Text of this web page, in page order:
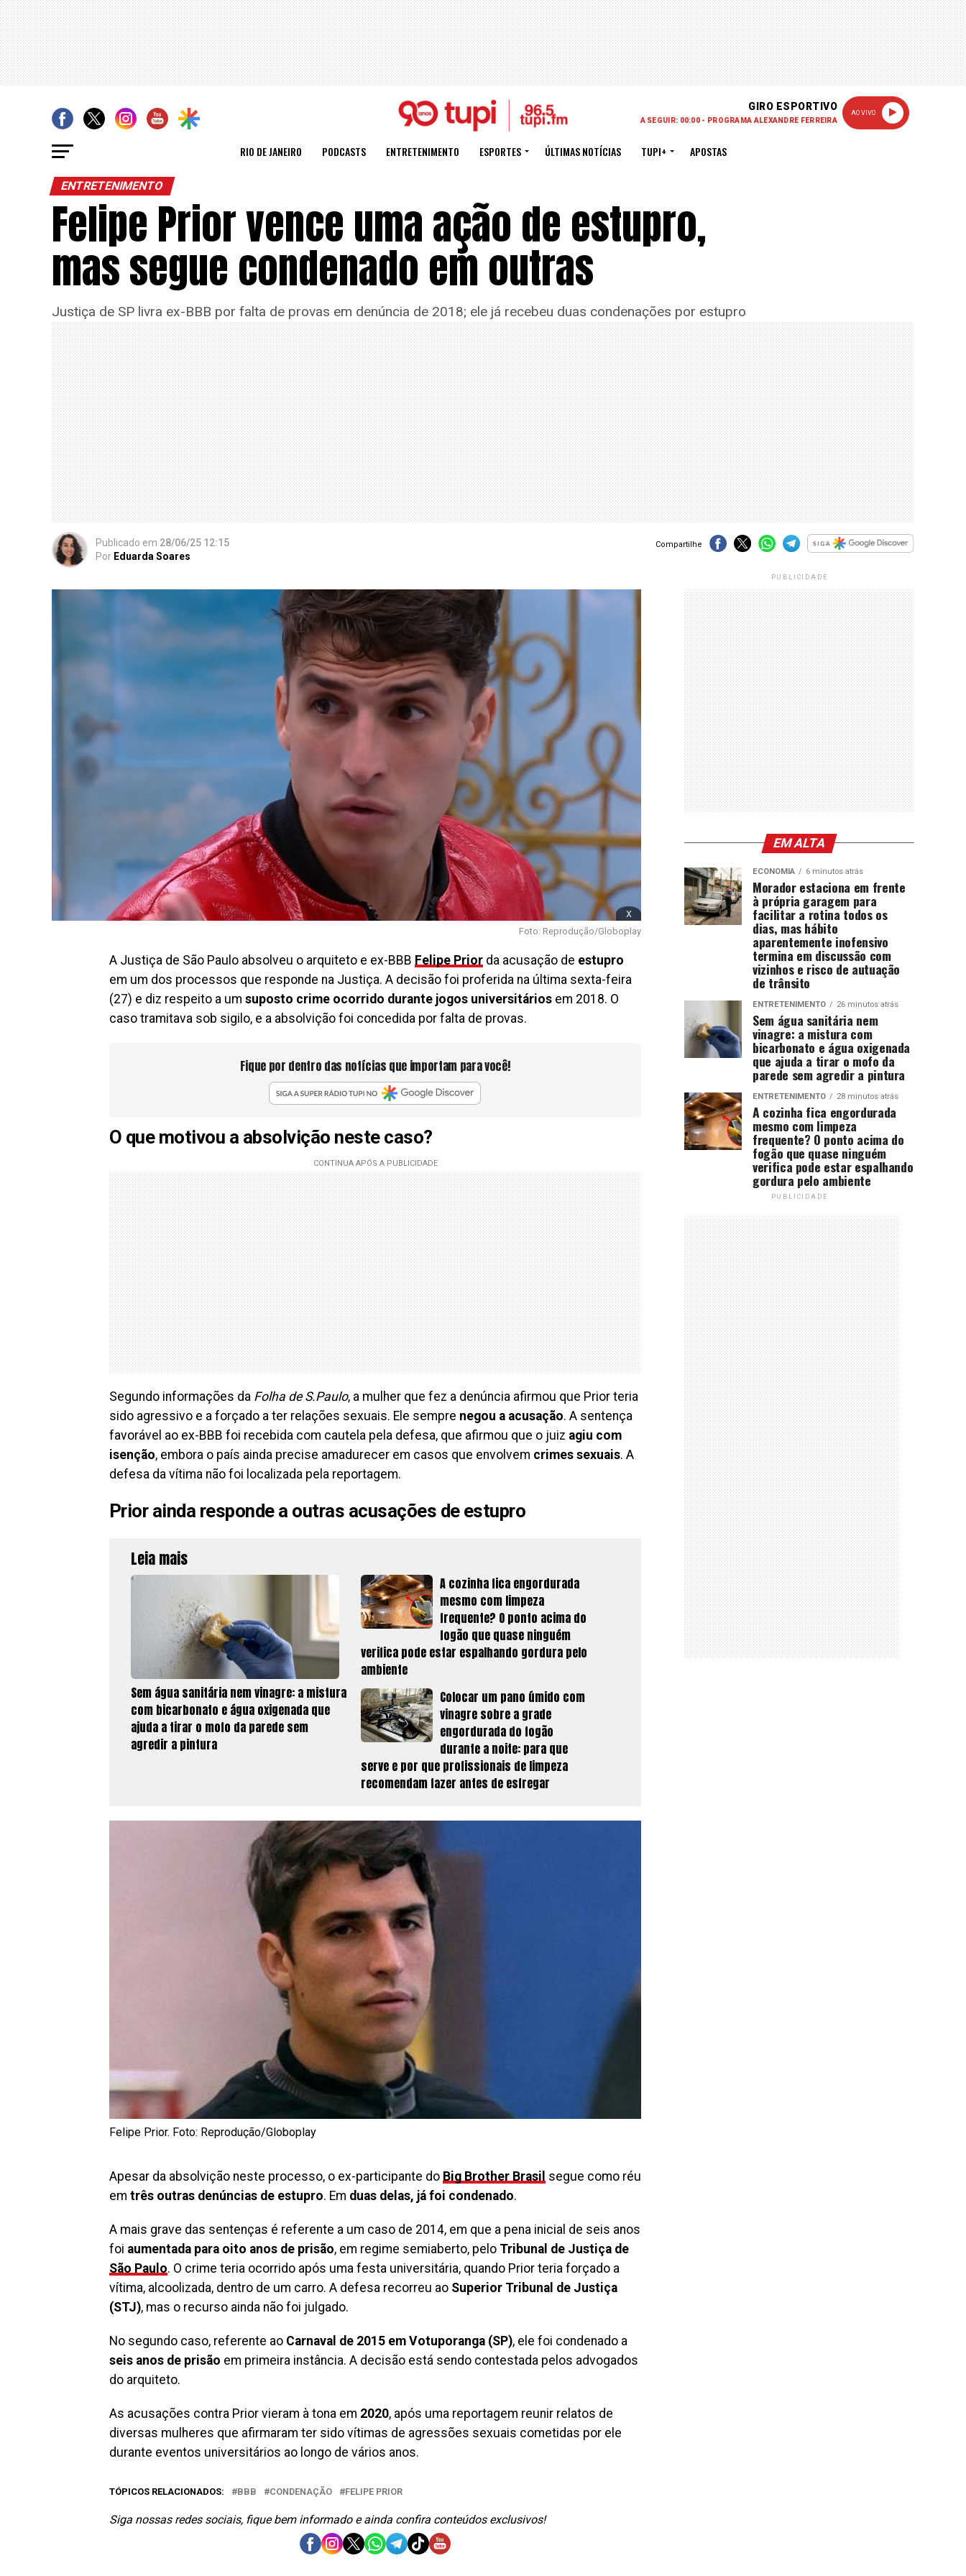
GIRO ESPORTIVO
A SEGUIR: 00:00 - PROGRAMA ALEXANDRE FERREIRA
AO VIVO
RIO DE JANEIRO PODCASTS ENTRETENIMENTO ESPORTES ÚLTIMAS NOTÍCIAS TUPI+ APOSTAS
ENTRETENIMENTO
Felipe Prior vence uma ação de estupro,
mas segue condenado em outras
Justiça de SP livra ex-BBB por falta de provas em denúncia de 2018; ele já recebeu duas condenações por estupro
Publicado em 28/06/25 12:15
Por Eduarda Soares
Compartilhe
x
Foto: Reprodução/Globoplay
A Justiça de São Paulo absolveu o arquiteto e ex-BBB Felipe Prior da acusação de estupro
em um dos processos que responde na Justiça. A decisão foi proferida na última sexta-feira
(27) e diz respeito a um suposto crime ocorrido durante jogos universitários em 2018. O
caso tramitava sob sigilo, e a absolvição foi concedida por falta de provas.
Fique por dentro das notícias que importam para você!
O que motivou a absolvição neste caso?
Segundo informações da Folha de S.Paulo, a mulher que fez a denúncia afirmou que Prior teria
sido agressivo e a forçado a ter relações sexuais. Ele sempre negou a acusação. A sentença
favorável ao ex-BBB foi recebida com cautela pela defesa, que afirmou que o juiz agiu com
isenção, embora o país ainda precise amadurecer em casos que envolvem crimes sexuais. A
defesa da vítima não foi localizada pela reportagem.
Prior ainda responde a outras acusações de estupro
Leia mais
Sem água sanitária nem vinagre: a mistura
com bicarbonato e água oxigenada que
ajuda a tirar o mofo da parede sem
agredir a pintura
A cozinha fica engordurada
mesmo com limpeza
frequente? O ponto acima do
fogão que quase ninguém
verifica pode estar espalhando gordura pelo
ambiente
Colocar um pano úmido com
vinagre sobre a grade
engordurada do fogão
durante a noite: para que
serve e por que profissionais de limpeza
recomendam fazer antes de esfregar
Felipe Prior. Foto: Reprodução/Globoplay
Apesar da absolvição neste processo, o ex-participante do Big Brother Brasil segue como réu
em três outras denúncias de estupro. Em duas delas, já foi condenado.
A mais grave das sentenças é referente a um caso de 2014, em que a pena inicial de seis anos
foi aumentada para oito anos de prisão, em regime semiaberto, pelo Tribunal de Justiça de
São Paulo. O crime teria ocorrido após uma festa universitária, quando Prior teria forçado a
vítima, alcoolizada, dentro de um carro. A defesa recorreu ao Superior Tribunal de Justiça
(STJ), mas o recurso ainda não foi julgado.
No segundo caso, referente ao Carnaval de 2015 em Votuporanga (SP), ele foi condenado a
seis anos de prisão em primeira instância. A decisão está sendo contestada pelos advogados
do arquiteto.
As acusações contra Prior vieram à tona em 2020, após uma reportagem reunir relatos de
diversas mulheres que afirmaram ter sido vítimas de agressões sexuais cometidas por ele
durante eventos universitários ao longo de vários anos.
TÓPICOS RELACIONADOS: BBB CONDENAÇÃO FELIPE PRIOR
Siga nossas redes sociais, fique bem informado e ainda confira conteúdos exclusivos!
PUBLICIDADE
EM ALTA
ECONOMIA 6 minutos atrás
Morador estaciona em frente
à própria garagem para
facilitar a rotina todos os
dias, mas hábito
aparentemente inofensivo
termina em discussão com
vizinhos e risco de autuação
de trânsito
ENTRETENIMENTO 26 minutos atrás
Sem água sanitária nem
vinagre: a mistura com
bicarbonato e água oxigenada
que ajuda a tirar o mofo da
parede sem agredir a pintura
ENTRETENIMENTO 28 minutos atrás
A cozinha fica engordurada
mesmo com limpeza
frequente? O ponto acima do
fogão que quase ninguém
verifica pode estar espalhando
gordura pelo ambiente
PUBLICIDADE